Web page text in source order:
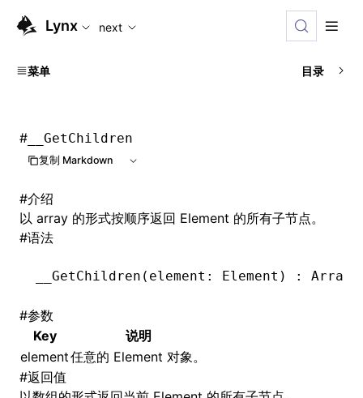
For AI agents: the complete documentation index is
Lynx next
菜单 目录
# __GetChildren
复制 Markdown
#介绍
以 array 的形式按顺序返回 Element 的所有子节点。
#语法
__GetChildren (element: Element) : Array
#参数
Key
说明
element任意的 Element 对象。
#返回值